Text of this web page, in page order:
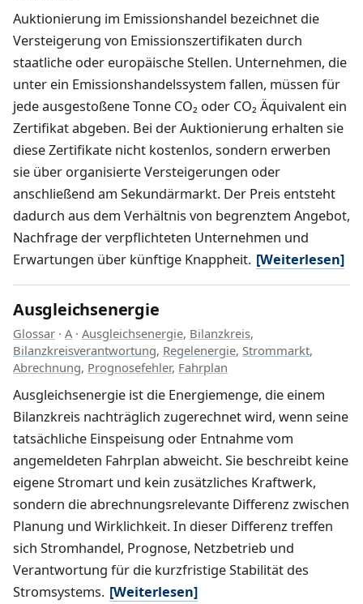
Auktionierung im Emissionshandel bezeichnet die
Versteigerung von Emissionszertifikaten durch
staatliche oder europäische Stellen. Unternehmen, die
unter ein Emissionshandelssystem fallen, müssen für
jede ausgestoßene Tonne CO₂ oder CO₂ Äquivalent ein
Zertifikat abgeben. Bei der Auktionierung erhalten sie
diese Zertifikate nicht kostenlos, sondern erwerben
sie über organisierte Versteigerungen oder
anschließend am Sekundärmarkt. Der Preis entsteht
dadurch aus dem Verhältnis von begrenztem Angebot,
Nachfrage der verpflichteten Unternehmen und
Erwartungen über künftige Knappheit. [Weiterlesen]
Ausgleichsenergie
Glossar · A · Ausgleichsenergie, Bilanzkreis,
Bilanzkreisverantwortung, Regelenergie, Strommarkt,
Abrechnung, Prognosefehler, Fahrplan
Ausgleichsenergie ist die Energiemenge, die einem
Bilanzkreis nachträglich zugerechnet wird, wenn seine
tatsächliche Einspeisung oder Entnahme vom
angemeldeten Fahrplan abweicht. Sie beschreibt keine
eigene Stromart und kein zusätzliches Kraftwerk,
sondern die abrechnungsrelevante Differenz zwischen
Planung und Wirklichkeit. In dieser Differenz treffen
sich Stromhandel, Prognose, Netzbetrieb und
Verantwortung für die kurzfristige Stabilität des
Stromsystems. [Weiterlesen]